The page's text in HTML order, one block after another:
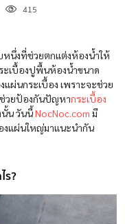
415
นึ่งที่ช่วยตกแต่งห้องน้ำให้
ะเบื้องปูพื้นห้องน้ำขนาด
ผ่นกระเบื้อง เพราะจะช่วย
ช่วยป้องกันปัญหากระเบื้อง
นั้น วันนี้NocNoc.com มี
งแผ่นใหญ่มาแนะนำกัน
ร?